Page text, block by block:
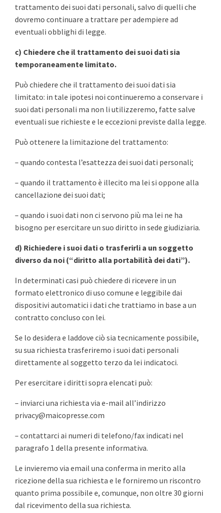
trattamento dei suoi dati personali, salvo di quelli che
dovremo continuare a trattare per adempiere ad
eventuali obblighi di legge.
c) Chiedere che il trattamento dei suoi dati sia
temporaneamente limitato.
Può chiedere che il trattamento dei suoi dati sia
limitato: in tale ipotesi noi continueremo a conservare i
suoi dati personali ma non li utilizzeremo, fatte salve
eventuali sue richieste e le eccezioni previste dalla legge.
Può ottenere la limitazione del trattamento:
– quando contesta l’esattezza dei suoi dati personali;
– quando il trattamento è illecito ma lei si oppone alla
cancellazione dei suoi dati;
– quando i suoi dati non ci servono più ma lei ne ha
bisogno per esercitare un suo diritto in sede giudiziaria.
d) Richiedere i suoi dati o trasferirli a un soggetto
diverso da noi (“diritto alla portabilità dei dati”).
In determinati casi può chiedere di ricevere in un
formato elettronico di uso comune e leggibile dai
dispositivi automatici i dati che trattiamo in base a un
contratto concluso con lei.
Se lo desidera e laddove ciò sia tecnicamente possibile,
su sua richiesta trasferiremo i suoi dati personali
direttamente al soggetto terzo da lei indicatoci.
Per esercitare i diritti sopra elencati può:
– inviarci una richiesta via e-mail all’indirizzo
privacy@maicopresse.com
– contattarci ai numeri di telefono/fax indicati nel
paragrafo 1 della presente informativa.
Le invieremo via email una conferma in merito alla
ricezione della sua richiesta e le forniremo un riscontro
quanto prima possibile e, comunque, non oltre 30 giorni
dal ricevimento della sua richiesta.